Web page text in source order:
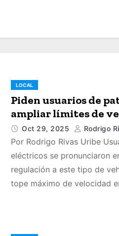
LOCAL
Piden usuarios de
ampliar límites de
Oct 29, 2025 Rodrigo
Por Rodrigo Rivas Uribe
eléctricos se pronunciaron
regulación a este tipo de
tope máximo de velocidad